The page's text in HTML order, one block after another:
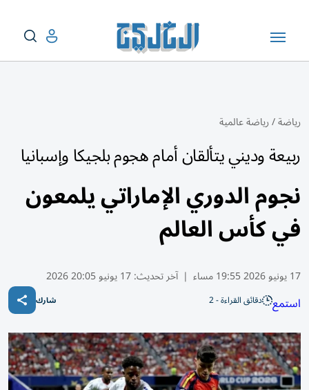
رياضة/رياضة عالمية
ربيعة وديني يتألقان أمام هجوم بلجيكا وإسبانيا
نجوم الدوري الإماراتي يلمعون
في كأس العالم
17 يونيو 2026 19:55 مساء | آخر تحديث:17 يونيو 20:05 2026
استمع دقائق القراءة - 2 شارك